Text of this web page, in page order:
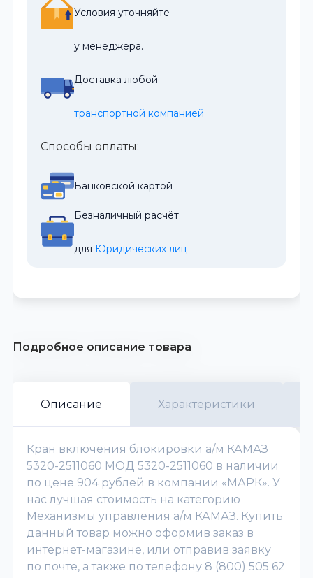
Условия уточняйте
у менеджера.
Доставка любой
транспортной компанией
Способы оплаты:
Банковской картой
Безналичный расчёт
для Юридических лиц
Подробное описание товара
Описание Характеристики
Кран включения блокировки а/м КАМАЗ
5320-2511060 МОД 5320-2511060 в наличии
по цене 904 рублей в компании «МАРК». У
нас лучшая стоимость на категорию
Механизмы управления а/м КАМАЗ. Купить
данный товар можно оформив заказ в
интернет-магазине, или отправив заявку
по почте, а также по телефону 8 (800) 505 62